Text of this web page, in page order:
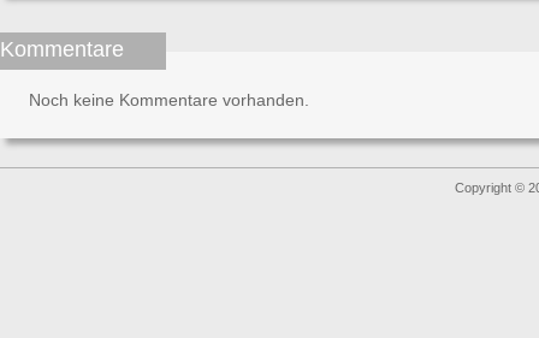
Kommentare
Noch keine Kommentare vorhanden.
Copyright ©